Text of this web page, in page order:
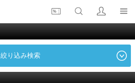
絞り込み検索